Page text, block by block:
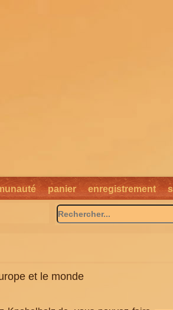
panier enregistrement
et le monde